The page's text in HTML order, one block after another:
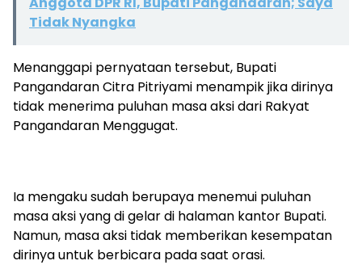
Tidak Nyangka
Menanggapi pernyataan tersebut, Bupati
Pangandaran Citra Pitriyami menampik jika dirinya
tidak menerima puluhan masa aksi dari Rakyat
Pangandaran Menggugat.
Ia mengaku sudah berupaya menemui puluhan
masa aksi yang di gelar di halaman kantor Bupati.
Namun, masa aksi tidak memberikan kesempatan
dirinya untuk berbicara pada saat orasi.